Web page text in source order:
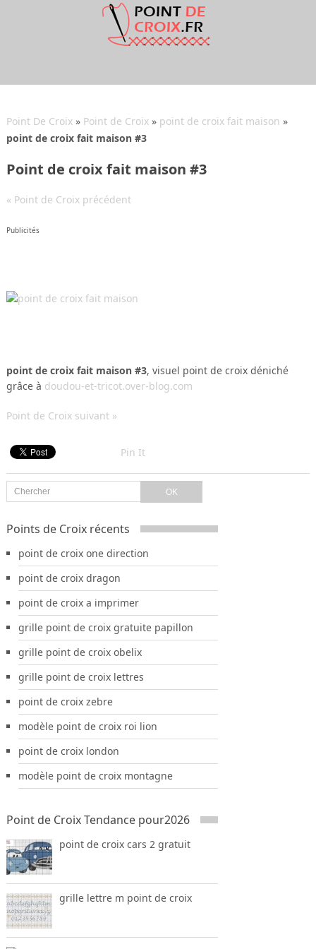
Point De Croix» Point de Croix» point de croix fait maison »
point de croix fait maison #3
Point de croix fait maison #3
« Point de Croix précédent
Publicités
point de croix fait maison #3, visuel point de croix déniché
grâce à doudou-et-tricot.over-blog.com
Point de Croix suivant »
Pin It
Points de Croix récents
point de croix one direction
point de croix dragon
point de croix a imprimer
grille point de croix gratuite papillon
grille point de croix obelix
grille point de croix lettres
point de croix zebre
modèle point de croix roi lion
point de croix london
modèle point de croix montagne
Point de Croix Tendance pour2026
point de croix cars 2 gratuit
grille lettre m point de croix